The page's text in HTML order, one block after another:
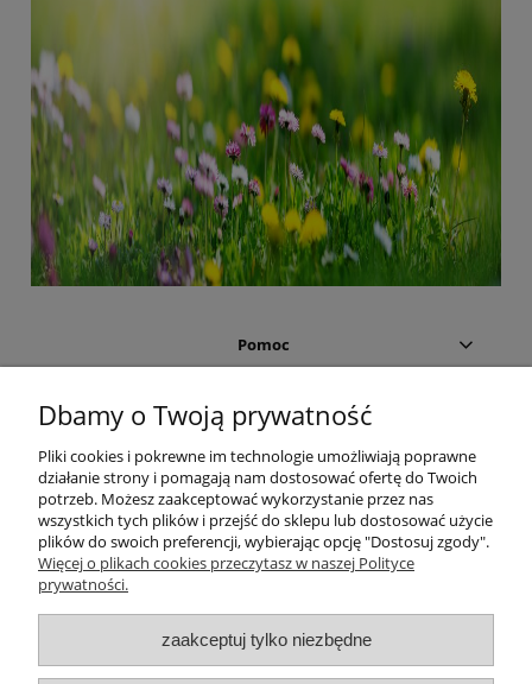
Pomoc
Moje konto
Płatności i dostawa
Informacje
Dbamy o Twoją prywatność
Pliki cookies i pokrewne im technologie umożliwiają poprawne
działanie strony i pomagają nam dostosować ofertę do Twoich
potrzeb. Możesz zaakceptować wykorzystanie przez nas
wszystkich tych plików i przejść do sklepu lub dostosować użycie
plików do swoich preferencji, wybierając opcję "Dostosuj zgody".
Więcej o plikach cookies przeczytasz w naszej Polityce
prywatności.
zaakceptuj tylko niezbędne